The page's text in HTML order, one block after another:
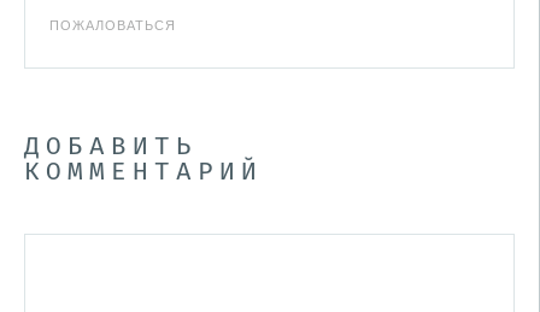
ПОЖАЛОВАТЬСЯ
ДОБАВИТЬ
КОММЕНТАРИЙ